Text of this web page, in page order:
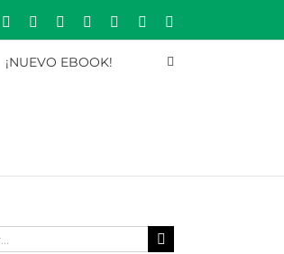
Rss
CorreoYouTubePinterestInstagram
¡NUEVO EBOOK!